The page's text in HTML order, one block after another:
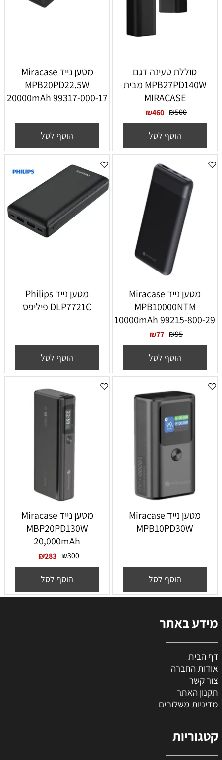
סוללת טעינה דגם
MPB27PD140W מבית
MIRACASE
₪500
₪460
הוסף לסל
מטען נייד Miracase
MPB20PD22.5W
20000mAh 99317-000-17
הוסף לסל
מטען נייד Miracase
MPB10000NTM
10000mAh 99215-800-29
₪95
₪77
הוסף לסל
מטען נייד Philips
DLP7721C פיליפס
הוסף לסל
מטען נייד Miracase
MPB10PD30W
הוסף לסל
מטען נייד Miracase
MBP20PD130W
20,000mAh
₪300
₪283
הוסף לסל
מידע באתר
דף הבית
אודות החברה
צור קשר
תקנון האתר
מדיניות משלוחים
קטגוריות